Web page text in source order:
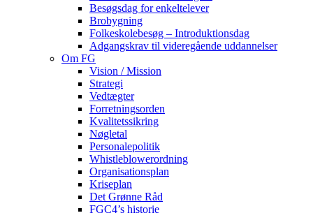
Besøgsdag for enkeltelever
Brobygning
Folkeskolebesøg – Introduktionsdag
Adgangskrav til videregående uddannelser
Om FG
Vision / Mission
Strategi
Vedtægter
Forretningsorden
Kvalitetssikring
Nøgletal
Personalepolitik
Whistleblowerordning
Organisationsplan
Kriseplan
Det Grønne Råd
FGC4’s historie